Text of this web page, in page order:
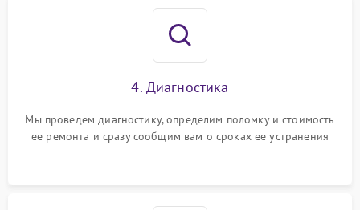
4. Диагностика
Мы проведем диагностику, определим поломку и стоимость
ее ремонта и сразу сообщим вам о сроках ее устранения